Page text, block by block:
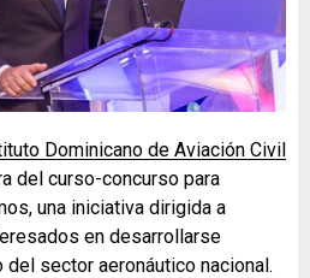
Dominicano de Aviación Civil
del curso-concurso para
una iniciativa dirigida a
en desarrollarse
sector aeronáutico nacional.